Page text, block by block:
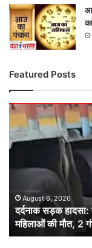
Featured Posts
दर्दनाक
हादसा:
तेज
कार
ट्रक
टकराई,
2
August 6, 2026
दर्दनाक सड़क
महिलाओं की मौत, 2